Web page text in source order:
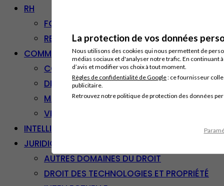
La protection de vos données
Nous utilisons des cookies qui nous permettent de
médias sociaux et d'analyser notre trafic. En continuant
d’avis et modifier vos choix à tout moment.
Règles de confidentialité de Google: ce fournisseur
publicitaire.
Retrouvez notre politique de protection des données
RH
FORMATION PROFESSIONNELLE
RESSOURCES HUMAINES
COMMUNICATION/DIGITAL
COMMUNICATION
DIGITAL
MARKETING
VENTE – RELATION CLIENT
INTELLIGENCE ARTIFICIELLE
JURIDIQUE
AUTRES DOMAINES DU DROIT
DROIT DES TECHNOLOGIES ET PROPRIÉTÉ